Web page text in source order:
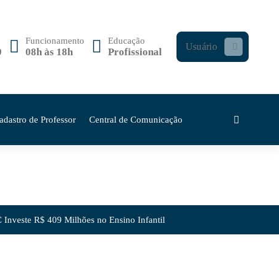
Funcionamento
08h às 18h
Educação
Profissional Usuário
de Professor Central de Comunicação
Investe R$ 409 Milhões no Ensino Infantil